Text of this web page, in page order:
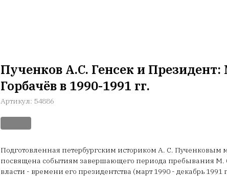
Пученков А.С. Генсек и Президент:
Горбачёв в 1990-1991 гг.
Артикул: 54886
Подготовленная петербургским историком А. С. Пученковым
посвящена событиям завершающего периода пребывания М.
власти - времени его президентства (март 1990 - декабрь 1991